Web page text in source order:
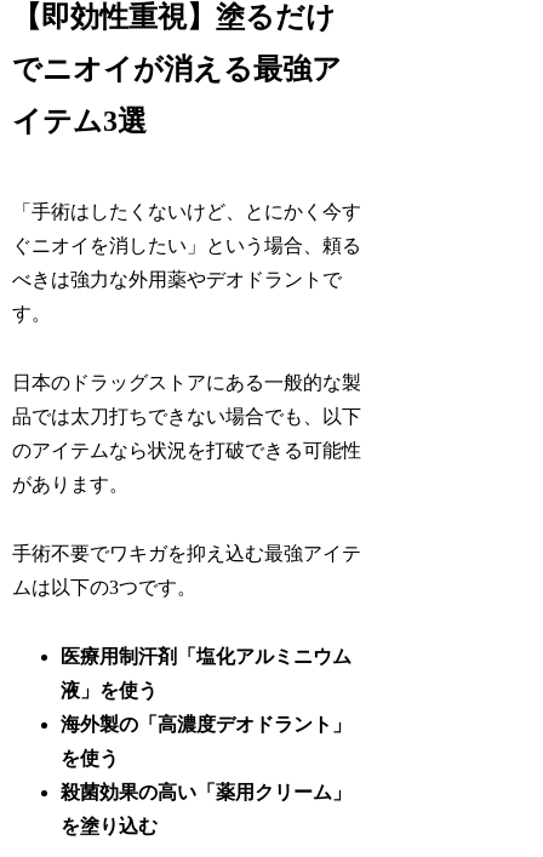
【即効性重視】塗るだけ
でニオイが消える最強ア
イテム3選
「手術はしたくないけど、とにかく今す
ぐニオイを消したい」という場合、頼る
べきは強力な外用薬やデオドラントで
す。
日本のドラッグストアにある一般的な製
品では太刀打ちできない場合でも、以下
のアイテムなら状況を打破できる可能性
があります。
手術不要でワキガを抑え込む最強アイテ
ムは以下の3つです。
医療用制汗剤「塩化アルミニウム
液」を使う
海外製の「高濃度デオドラント」
を使う
殺菌効果の高い「薬用クリーム」
を塗り込む